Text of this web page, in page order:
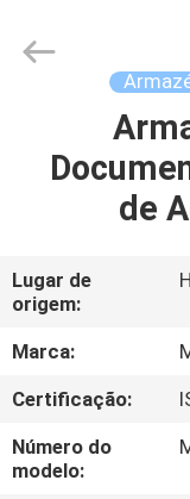
PRODUTOS
SOBRE
NÓS
EXCURSÃO
DA
FÁBRICA
de
Lugar de
origem:
Marca:
Certificação:
Número do
modelo: